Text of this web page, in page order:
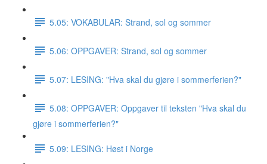
5.05: VOKABULAR: Strand, sol og sommer
5.06: OPPGAVER: Strand, sol og sommer
5.07: LESING: "Hva skal du gjøre i sommerferien?"
5.08: OPPGAVER: Oppgaver til teksten "Hva skal du
gjøre i sommerferien?"
5.09: LESING: Høst i Norge